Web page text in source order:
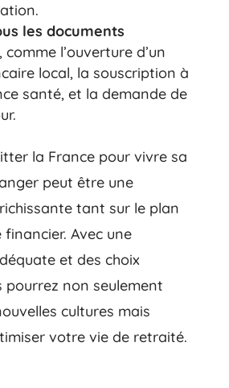
les documents
comme l’ouverture d’un
local, la souscription à
santé, et la demande de
la France pour vivre sa
peut être une
tant sur le plan
Avec une
et des choix
pourrez non seulement
cultures mais
votre vie de retraité.